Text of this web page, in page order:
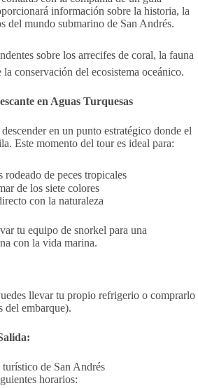
información sobre la historia, la
del mundo submarino de San Andrés.
sobre los arrecifes de coral, la fauna
conservación del ecosistema oceánico.
en Aguas Turquesas
en un punto estratégico donde el
Este momento del tour es ideal para:
rodeado de peces tropicales
de los siete colores
con la naturaleza
tu equipo de snorkel para una
con la vida marina.
llevar tu propio refrigerio o comprarlo
del embarque).
de San Andrés
horarios: